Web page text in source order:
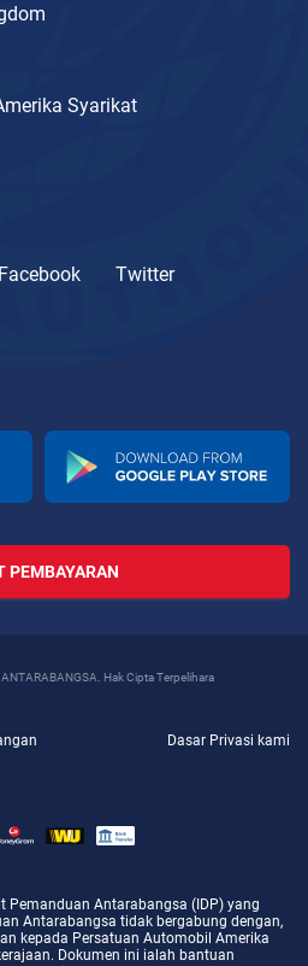
Syarikat
Facebook
Twitter
PEMBAYARAN
Hak Cipta Terpelihara
Dasar Privasi kami
Pemanduan Antarabangsa (IDP) yang
Antarabangsa tidak bergabung dengan,
kepada Persatuan Automobil Amerika
Dokumen ini ialah bantuan